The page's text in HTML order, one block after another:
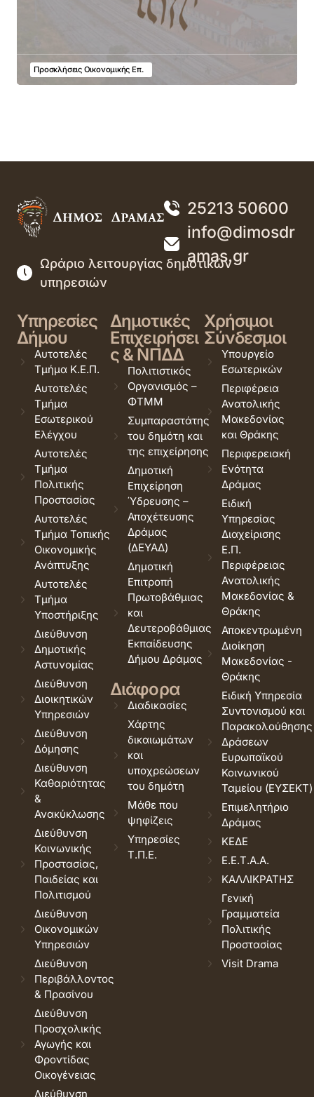
Προσκλήσεις Οικονομικής Επ.
25213 50600
info@dimosdr
amas.gr
Ωράριο λειτουργίας δημοτικών
υπηρεσιών
Υπηρεσίες
Δήμου
Αυτοτελές
Τμήμα Κ.Ε.Π.
Αυτοτελές
Τμήμα
Εσωτερικού
Ελέγχου
Αυτοτελές
Τμήμα
Πολιτικής
Προστασίας
Αυτοτελές
Τμήμα Τοπικής
Οικονομικής
Ανάπτυξης
Αυτοτελές
Τμήμα
Υποστήριξης
Διεύθυνση
Δημοτικής
Αστυνομίας
Διεύθυνση
Διοικητικών
Υπηρεσιών
Διεύθυνση
Δόμησης
Διεύθυνση
Καθαριότητας
&
Ανακύκλωσης
Διεύθυνση
Κοινωνικής
Προστασίας,
Παιδείας και
Πολιτισμού
Διεύθυνση
Οικονομικών
Υπηρεσιών
Διεύθυνση
Περιβάλλοντος
& Πρασίνου
Διεύθυνση
Προσχολικής
Αγωγής και
Φροντίδας
Οικογένειας
Διεύθυνση
Δημοτικές
Επιχειρήσει
ς & ΝΠΔΔ
Πολιτιστικός
Οργανισμός –
ΦΤΜΜ
Συμπαραστάτης
του δημότη και
της επιχείρησης
Δημοτική
Επιχείρηση
Ύδρευσης –
Αποχέτευσης
Δράμας
(ΔΕΥΑΔ)
Δημοτική
Επιτροπή
Πρωτοβάθμιας
και
Δευτεροβάθμιας
Εκπαίδευσης
Δήμου Δράμας
Διάφορα
Διαδικασίες
Χάρτης
δικαιωμάτων
και
υποχρεώσεων
του δημότη
Μάθε που
ψηφίζεις
Υπηρεσίες
Τ.Π.Ε.
Χρήσιμοι
Σύνδεσμοι
Υπουργείο
Εσωτερικών
Περιφέρεια
Ανατολικής
Μακεδονίας
και Θράκης
Περιφερειακή
Ενότητα
Δράμας
Ειδική
Υπηρεσίας
Διαχείρισης
Ε.Π.
Περιφέρειας
Ανατολικής
Μακεδονίας &
Θράκης
Αποκεντρωμένη
Διοίκηση
Μακεδονίας -
Θράκης
Ειδική Υπηρεσία
Συντονισμού και
Παρακολούθησης
Δράσεων
Ευρωπαϊκού
Κοινωνικού
Ταμείου (ΕΥΣΕΚΤ)
Επιμελητήριο
Δράμας
ΚΕΔΕ
Ε.Ε.Τ.Α.Α.
ΚΑΛΛΙΚΡΑΤΗΣ
Γενική
Γραμματεία
Πολιτικής
Προστασίας
Visit Drama